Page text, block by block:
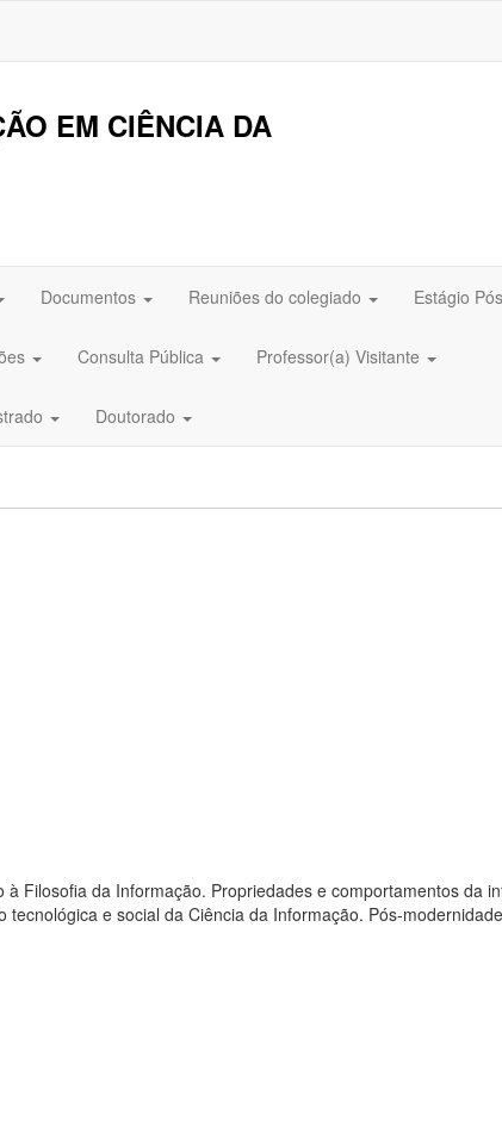
EM CIÊNCIA DA
Documentos Reuniões do colegiado Estágio
Consulta Pública Professor(a) Visitante
Doutorado
Filosofia da Informação. Propriedades e comportamentos da
e social da Ciência da Informação. Pós-